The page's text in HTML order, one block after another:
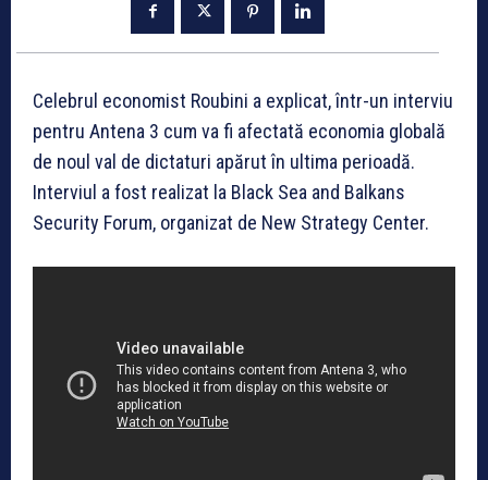
Celebrul economist Roubini a explicat, într-un interviu
pentru Antena 3 cum va fi afectată economia globală
de noul val de dictaturi apărut în ultima perioadă.
Interviul a fost realizat la Black Sea and Balkans
Security Forum, organizat de New Strategy Center.